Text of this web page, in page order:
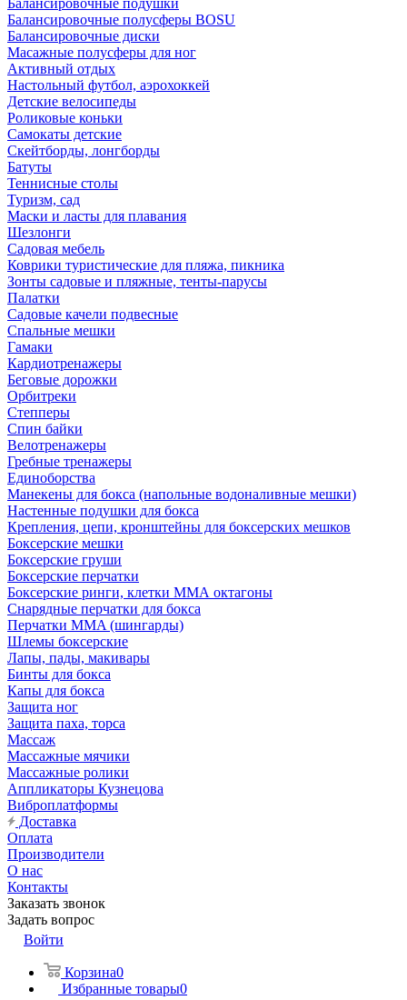
Балансировочные подушки
Балансировочные полусферы BOSU
Балансировочные диски
Масажные полусферы для ног
Активный отдых
Настольный футбол, аэрохоккей
Детские велосипеды
Роликовые коньки
Самокаты детские
Скейтборды, лонгборды
Батуты
Теннисные столы
Туризм, сад
Маски и ласты для плавания
Шезлонги
Садовая мебель
Коврики туристические для пляжа, пикника
Зонты садовые и пляжные, тенты-парусы
Палатки
Садовые качели подвесные
Спальные мешки
Гамаки
Кардиотренажеры
Беговые дорожки
Орбитреки
Степперы
Спин байки
Велотренажеры
Гребные тренажеры
Единоборства
Манекены для бокса (напольные водоналивные мешки)
Настенные подушки для бокса
Крепления, цепи, кронштейны для боксерских мешков
Боксерские мешки
Боксерские груши
Боксерские перчатки
Боксерские ринги, клетки ММА октагоны
Снарядные перчатки для бокса
Перчатки MMA (шингарды)
Шлемы боксерские
Лапы, пады, макивары
Бинты для бокса
Капы для бокса
Защита ног
Защита паха, торса
Массаж
Массажные мячики
Массажные ролики
Аппликаторы Кузнецова
Виброплатформы
Доставка
Оплата
Производители
О нас
Контакты
Заказать звонок
Задать вопрос
Войти
Корзина0
Избранные товары0